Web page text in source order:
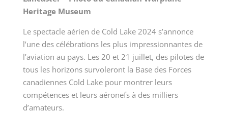
Heritage Museum
Le spectacle aérien de Cold Lake 2024 s’annonce
l’une des célébrations les plus impressionnantes de
l’aviation au pays. Les 20 et 21 juillet, des pilotes de
tous les horizons survoleront la Base des Forces
canadiennes Cold Lake pour montrer leurs
compétences et leurs aéronefs à des milliers
d’amateurs.